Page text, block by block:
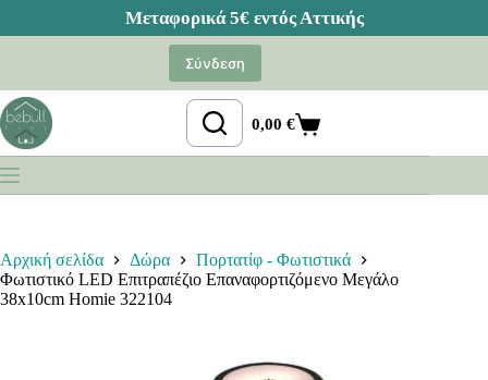
Σύνδεση
Καλάθι
Αγορών
0,00€
Αρχική σελίδα Δώρα
Πορτατίφ - Φωτιστικά
Φωτιστικό LED Επιτραπέζιο Επαναφορτιζόμενο Μεγάλο
38x10cm Homie 322104